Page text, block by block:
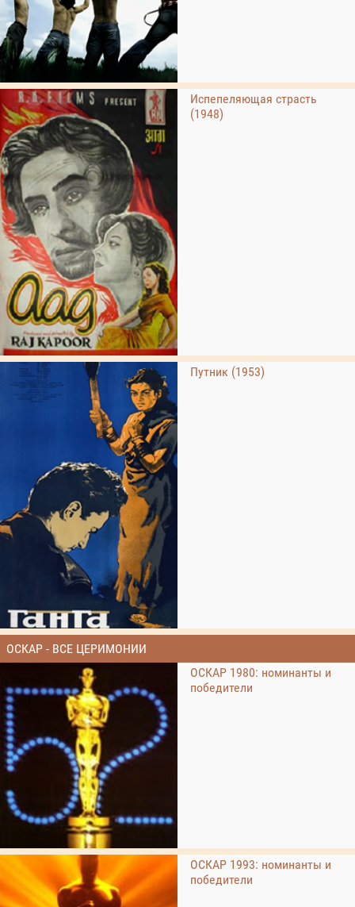
Испепеляющая страсть
(1948)
Путник (1953)
ОСКАР - ВСЕ ЦЕРИМОНИИ
ОСКАР 1980: номинанты и
победители
ОСКАР 1993: номинанты и
победители